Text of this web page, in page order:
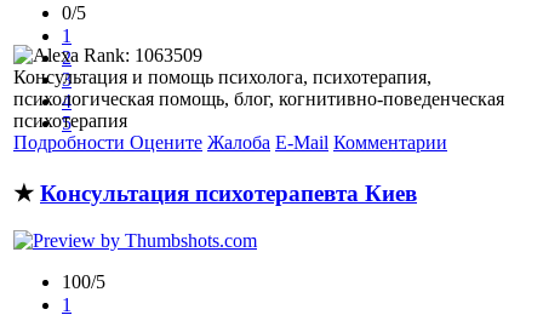
0/5
1
2
3
4
5
Консультация и помощь психолога, психотерапия,
психологическая помощь, блог, когнитивно-поведенческая
психотерапия
Подробности Оцените Жалоба E-Mail Комментарии
★ Консультация психотерапевта Киев
100/5
1